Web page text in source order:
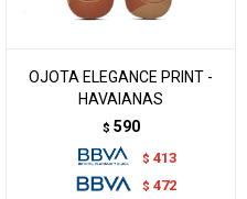
OJOTA ELEGANCE PRINT -
HAVAIANAS
$ 590
$ 413
$ 472